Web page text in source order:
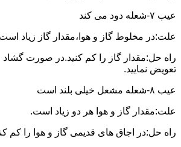
عیب ۷-شعله دود می کند
علت:در مخلوط گاز و هوا،مقدار گاز زیاد
راه حل:مقدار گاز را کم کنید.در صورت گشاد
تعویض نمایید.
عیب ۸-شعله مشعل خیلی بلند است
علت:مقدار گاز و هوا هر دو زیاد است.
راه حل:در اجاق های قدیمی گاز و هوا را کم